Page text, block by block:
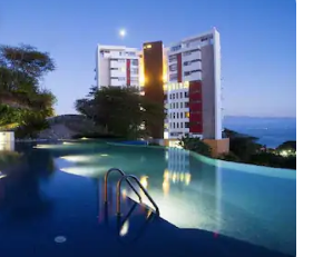
s oznakom „Odabrali gosti”